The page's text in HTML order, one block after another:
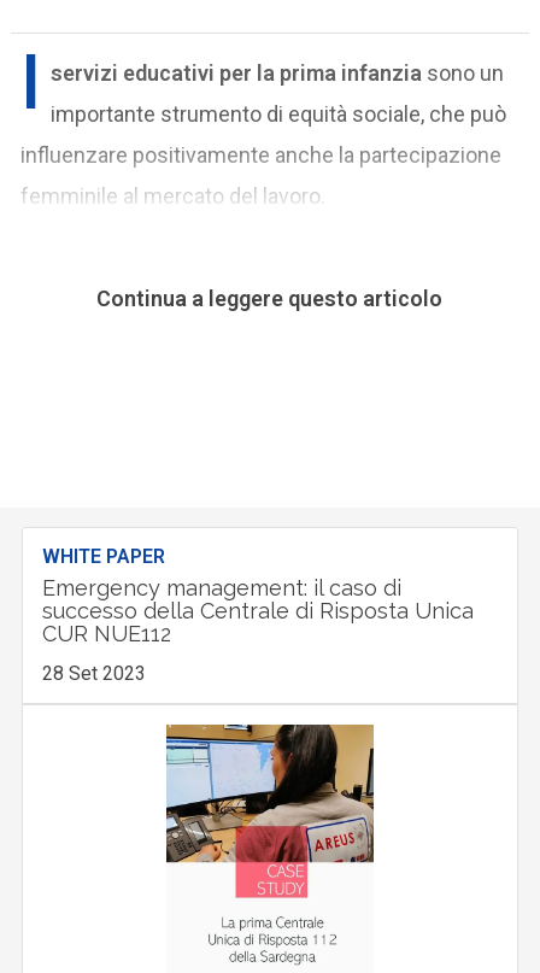
I servizi educativi per la prima infanzia sono un
importante strumento di equità sociale, che può
influenzare positivamente anche la partecipazione
femminile al mercato del lavoro.
Continua a leggere questo articolo
WHITE PAPER
Emergency management: il caso di
successo della Centrale di Risposta Unica
CUR NUE112
28 Set 2023